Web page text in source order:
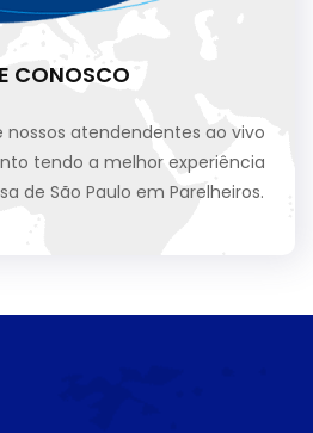
CONOSCO
atendendentes ao vivo
tendo a melhor experiência
de São Paulo em Parelheiros.